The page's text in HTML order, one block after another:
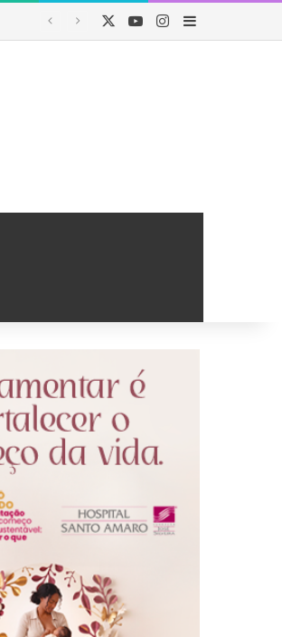
YouTubeInstagram